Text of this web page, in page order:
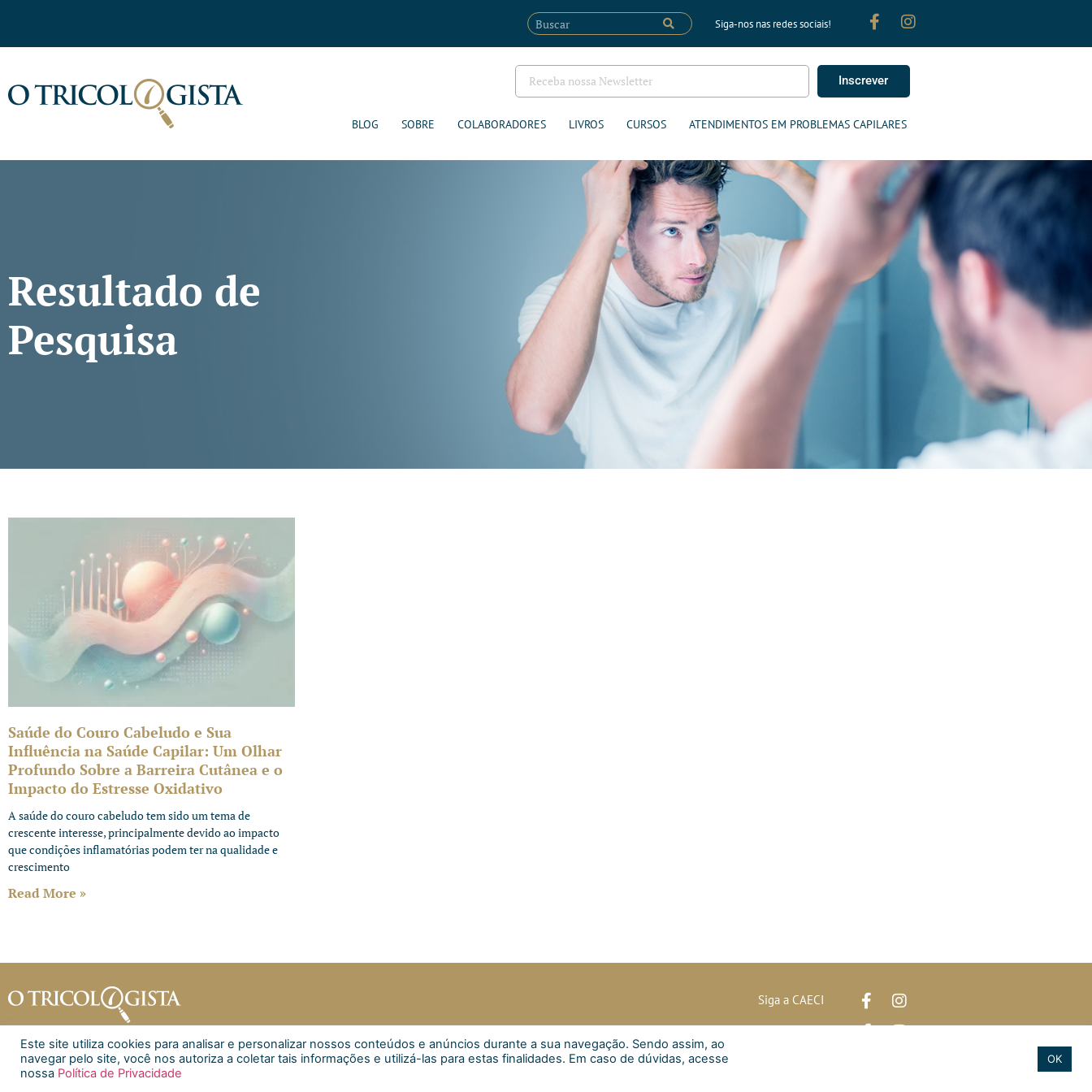
Siga-nos nas redes sociais!
Inscrever
BLOG SOBRE COLABORADORES LIVROS CURSOS ATENDIMENTOS EM PROBLEMAS CAPILARES
Resultado de
Pesquisa
Saúde do Couro Cabeludo e Sua
Influência na Saúde Capilar: Um Olhar
Profundo Sobre a Barreira Cutânea e o
Impacto do Estresse Oxidativo
A saúde do couro cabeludo tem sido um tema de
crescente interesse, principalmente devido ao impacto
que condições inflamatórias podem ter na qualidade e
crescimento
Read More »
Inscrever
Siga a CAECI
2020 © Todos os direitos reservados
Este site utiliza cookies para analisar e personalizar nossos conteúdos e anúncios durante a sua navegação. Sendo assim, ao
navegar pelo site, você nos autoriza a coletar tais informações e utilizá-las para estas finalidades. Em caso de dúvidas, acesse
nossa Política de Privacidade
OK